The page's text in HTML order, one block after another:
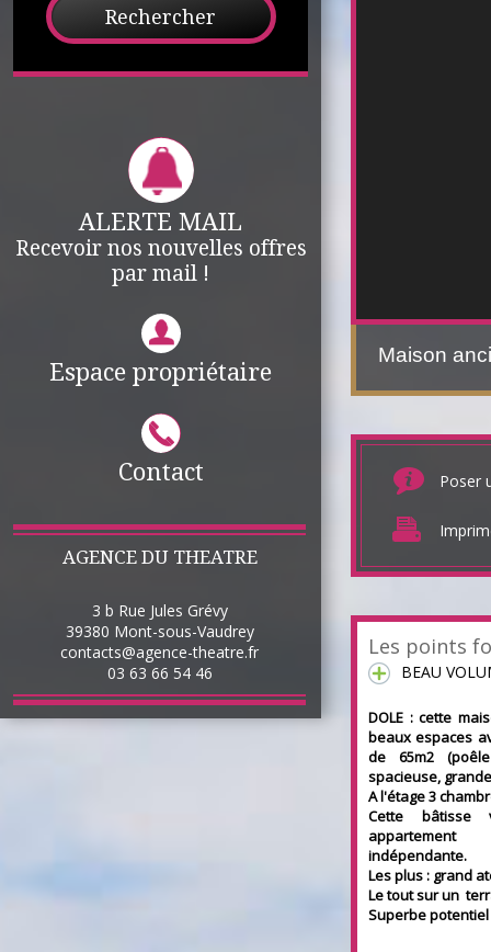
ALERTE MAIL
Recevoir nos nouvelles offres
par mail !
Espace propriétaire
Contact
AGENCE DU THEATRE
3 b Rue Jules Grévy
39380 Mont-sous-Vaudrey
contacts@agence-theatre.fr
03 63 66 54 46
Maison
Poser
Les points
BEAU
DOLE : cette
beaux espaces
de 65m2
spacieuse,
A l'étage 3
Cette bâtisse
indépendante.
Les plus : grand
Le tout sur un
Superbe potentiel